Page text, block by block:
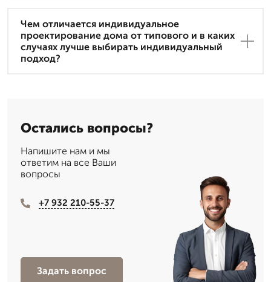
Чем отличается индивидуальное
проектирование дома от типового и в каких
случаях лучше выбирать индивидуальный
подход?
Остались вопросы?
Напишите нам и мы
ответим на все Ваши
вопросы
+7 932 210-55-37
Задать вопрос